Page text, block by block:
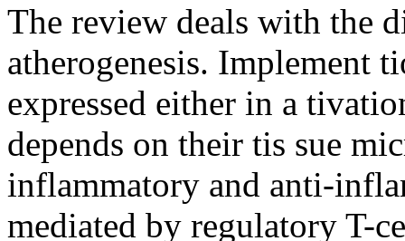
The review deals with the
atherogenesis. Implement
expressed either in a
depends on their tis sue
inflammatory and anti-
mediated by regulatory T-